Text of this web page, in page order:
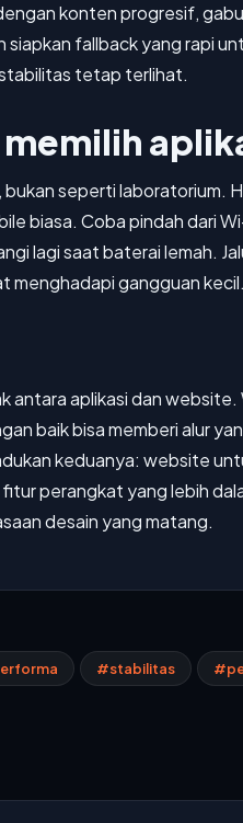
konten progresif,
siapkan fallback yang rapi
tetap terlihat.
bukan seperti laboratorium.
biasa. Coba pindah dari
lagi saat baterai lemah.
menghadapi gangguan kecil.
antara aplikasi dan
baik bisa memberi alur
keduanya: website
perangkat yang lebih
desain yang matang.
#stabilitas